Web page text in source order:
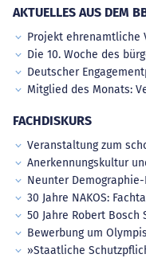
AKTUELLES AUS DEM
Projekt ehrenamtliche
Die 10. Woche des
Deutscher
Mitglied des Monats:
FACHDISKURS
Veranstaltung zum
Anerkennungskultur
Neunter Demographie-
30 Jahre NAKOS:
50 Jahre Robert
Bewerbung um
»Staatliche